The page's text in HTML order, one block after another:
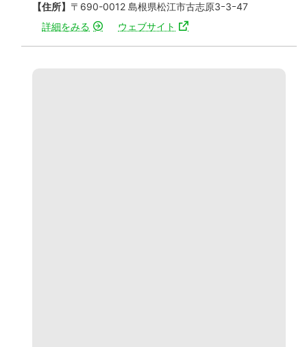
【住所】 〒690-0012 島根県松江市古志原3ｰ3ｰ47
詳細をみる
ウェブサイト